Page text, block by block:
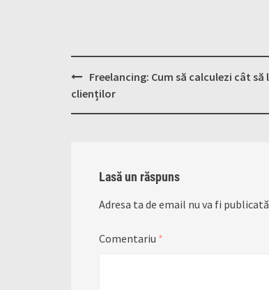
Post
navigation
Freelancing: Cum să calculezi cât să
clienților
Lasă un răspuns
Adresa ta de email nu va fi
Comentariu *